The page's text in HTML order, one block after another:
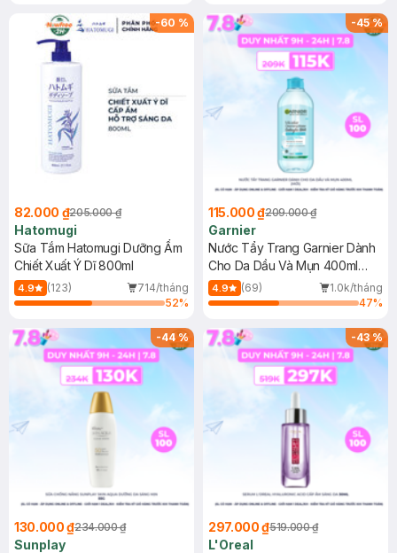
(SL có hạn)
-60 %
82.000 ₫205.000 ₫
Hatomugi
Sữa Tắm Hatomugi Dưỡng Ẩm
Chiết Xuất Ý Dĩ 800ml
4.9 (123)
714/tháng
52%
-45%
115.000 ₫209.000 ₫
Garnier
Nước Tẩy Trang Garnier Dành
Cho Da Dầu Và Mụn 400ml
(Mới)
4.9 (69)
1.0k/tháng
47%
-44%
130.000 ₫234.000 ₫
Sunplay
-43%
297.000 ₫519.000 ₫
L'Oreal